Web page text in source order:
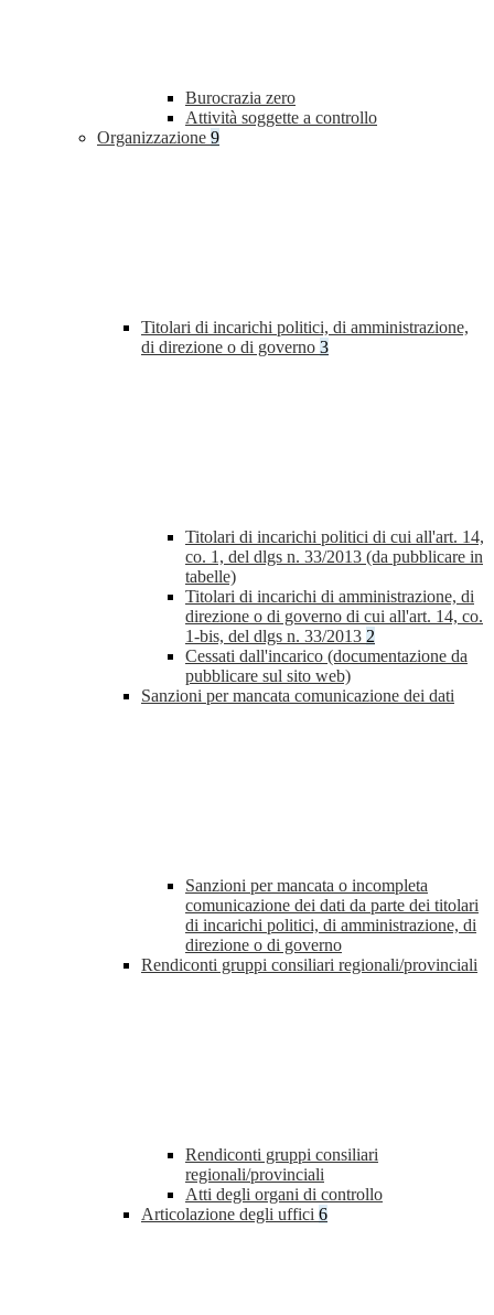
Burocrazia zero
Attività soggette a controllo
Organizzazione 9
Titolari di incarichi politici, di amministrazione,
di direzione o di governo 3
Titolari di incarichi politici di cui all'art. 14,
co. 1, del dlgs n. 33/2013 (da pubblicare in
tabelle)
Titolari di incarichi di amministrazione, di
direzione o di governo di cui all'art. 14, co.
1-bis, del dlgs n. 33/2013 2
Cessati dall'incarico (documentazione da
pubblicare sul sito web)
Sanzioni per mancata comunicazione dei dati
Sanzioni per mancata o incompleta
comunicazione dei dati da parte dei titolari
di incarichi politici, di amministrazione, di
direzione o di governo
Rendiconti gruppi consiliari regionali/provinciali
Rendiconti gruppi consiliari
regionali/provinciali
Atti degli organi di controllo
Articolazione degli uffici 6